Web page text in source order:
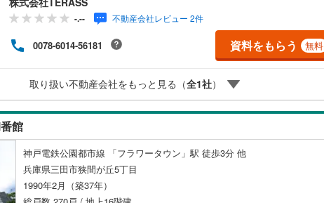
-.-- 不動産会社レビュー 2件
0078-6014-56181 資料をもらう 無料
取り扱い不動産会社をもっと見る（全1社）
館
神戸電鉄公園都市線 「フラワータウン」駅 徒歩3分 他
兵庫県三田市狭間が丘5丁目
1990年2月（築37年）
共用施設
キッズルーム（0）
間取り、居室全体
バリアフリー住宅（ 2）